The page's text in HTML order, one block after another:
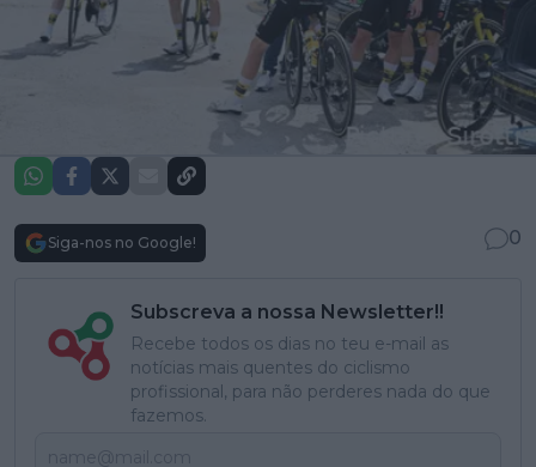
Siga-nos no Google! 0
Subscreva a nossa Newsletter!!
Recebe todos os dias no teu e-mail as
notícias mais quentes do ciclismo
profissional, para não perderes nada do que
fazemos.